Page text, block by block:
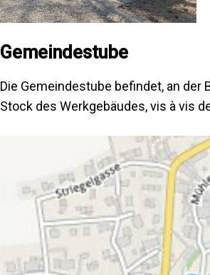
Gemeindestube
Die Gemeindestube befindet, an der
Stock des Werkgebäudes, vis à vis